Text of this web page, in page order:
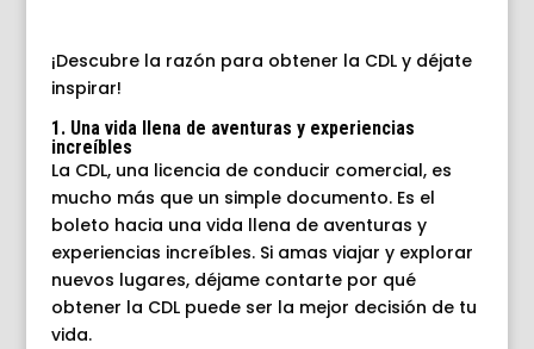
¡Descubre la razón para obtener la CDL y déjate
inspirar!
1. Una vida llena de aventuras y experiencias
increíbles
La CDL, una licencia de conducir comercial, es
mucho más que un simple documento. Es el
boleto hacia una vida llena de aventuras y
experiencias increíbles. Si amas viajar y explorar
nuevos lugares, déjame contarte por qué
obtener la CDL puede ser la mejor decisión de tu
vida.